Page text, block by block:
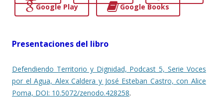
Google Play
Google Books
Presentaciones del libro
Defendiendo Territorio y Dignidad, Podcast 5, Serie Voces
por el Agua, Alex Caldera y José Esteban Castro, con Alice
Poma, DOI: 10.5072/zenodo.428258.